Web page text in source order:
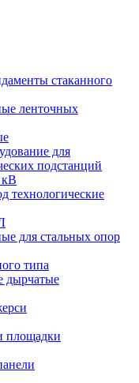
стаканного
ленточных
для
подстанций
кВ
технологические
для стальных опор
типа
дырчатые
площадки